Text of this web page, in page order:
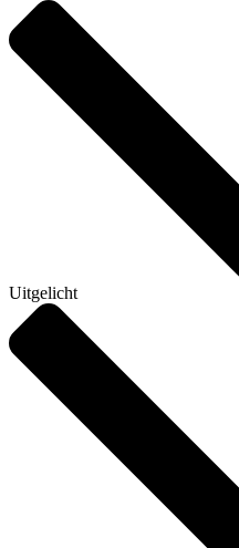
Uitgelicht